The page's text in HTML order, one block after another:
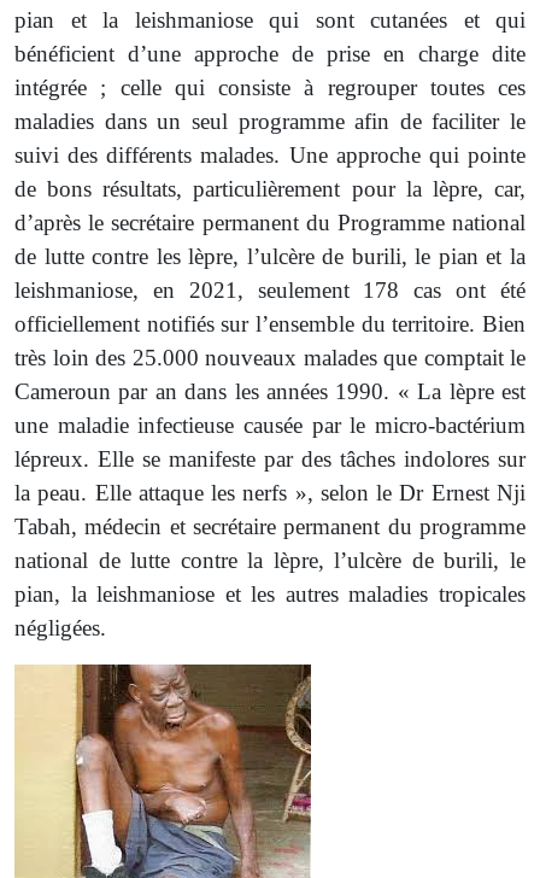
pian et la leishmaniose qui sont cutanées et qui
bénéficient d’une approche de prise en charge dite
intégrée ; celle qui consiste à regrouper toutes ces
maladies dans un seul programme afin de faciliter le
suivi des différents malades. Une approche qui pointe
de bons résultats, particulièrement pour la lèpre, car,
d’après le secrétaire permanent du Programme national
de lutte contre les lèpre, l’ulcère de burili, le pian et la
leishmaniose, en 2021, seulement 178 cas ont été
officiellement notifiés sur l’ensemble du territoire. Bien
très loin des 25.000 nouveaux malades que comptait le
Cameroun par an dans les années 1990. « La lèpre est
une maladie infectieuse causée par le micro-bactérium
lépreux. Elle se manifeste par des tâches indolores sur
la peau. Elle attaque les nerfs », selon le Dr Ernest Nji
Tabah, médecin et secrétaire permanent du programme
national de lutte contre la lèpre, l’ulcère de burili, le
pian, la leishmaniose et les autres maladies tropicales
négligées.